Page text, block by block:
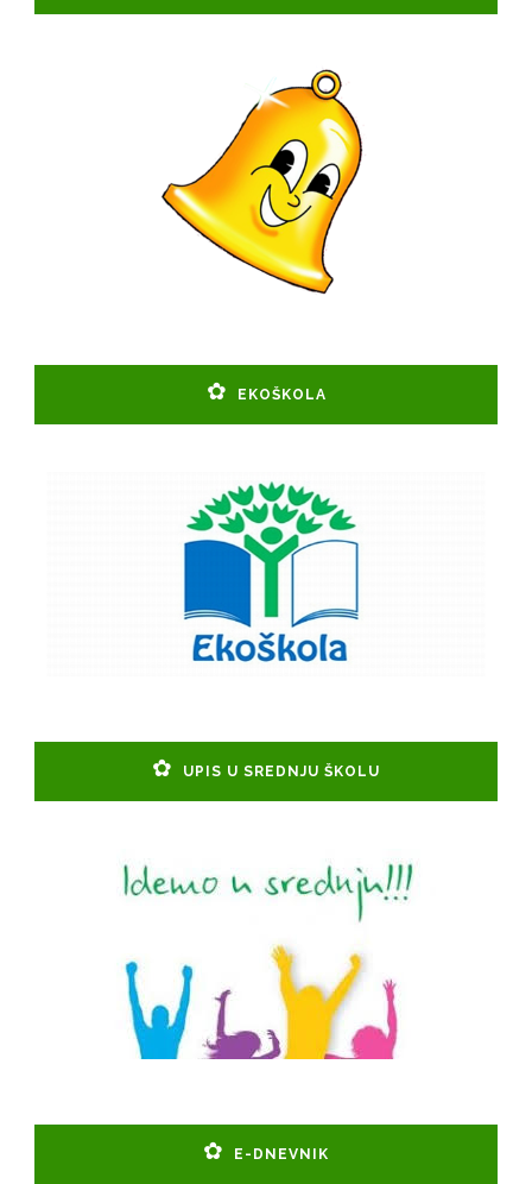
EKOŠKOLA
UPIS U SREDNJU ŠKOLU
E-DNEVNIK